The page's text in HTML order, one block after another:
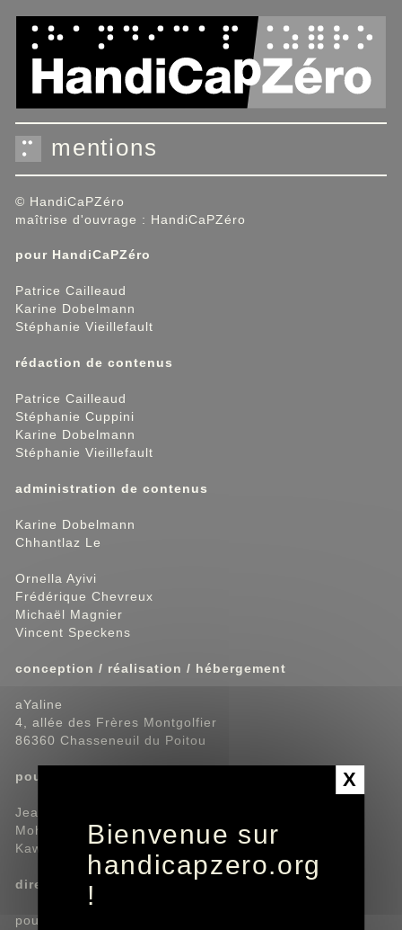
mentions
© HandiCaPZéro
maîtrise d'ouvrage : HandiCaPZéro
pour HandiCaPZéro
Patrice Cailleaud
Karine Dobelmann
Stéphanie Vieillefault
rédaction de contenus
Patrice Cailleaud
Stéphanie Cuppini
Karine Dobelmann
Stéphanie Vieillefault
administration de contenus
Karine Dobelmann
Chhantlaz Le
Ornella Ayivi
Frédérique Chevreux
Michaël Magnier
Vincent Speckens
conception / réalisation / hébergement
aYaline
4, allée des Frères Montgolfier
86360 Chasseneuil du Poitou
pour aYaline
Jean-Philippe Baron
Mohammed Ben Sekkou
Kawtar Jerrari
direction artistique
pour HandiCaPZéro
X
Bienvenue sur
handicapzero.org
!